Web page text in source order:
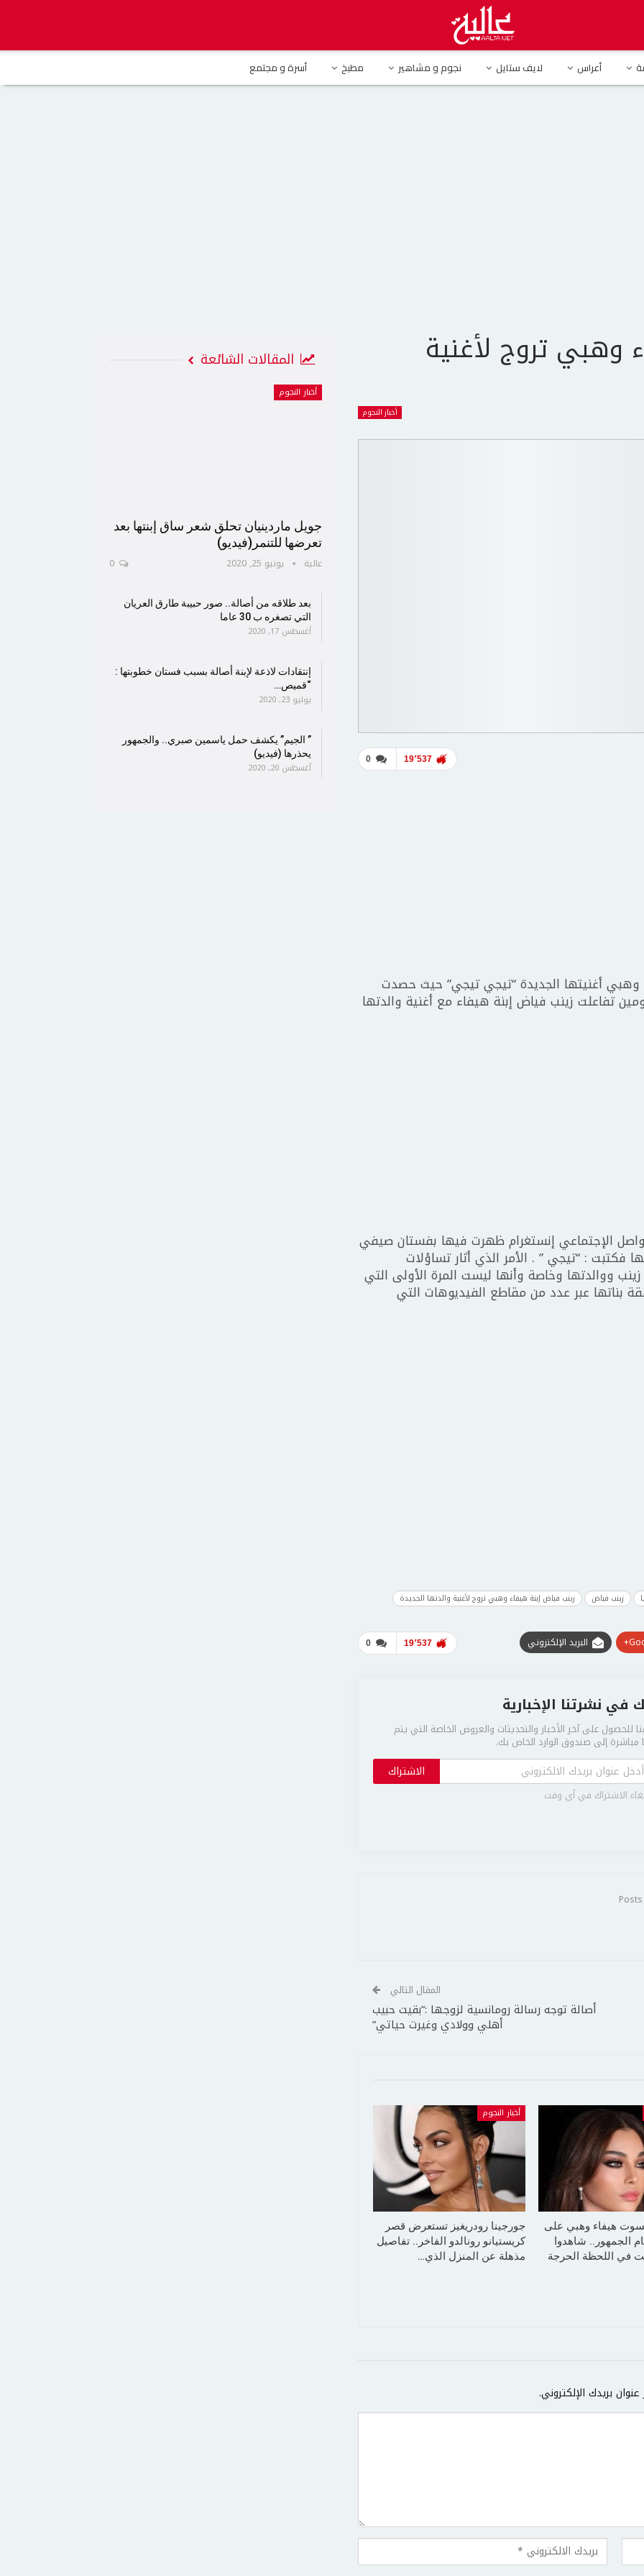
أعراس لايف ستايل نجوم و مشاهير مطبخ أسرة و مجتمع
هيفاء وهبي تروج لأغنية والدتها الجديدة
وهبي تروج لأغنية
أخبار النجوم
0 19٬537
وهبي أغنيتها الجديدة “تيجي تيجي” حيث حصدت
تفاعلت زينب فياض إبنة هيفاء مع أغنية والدتها
الإجتماعي إنستغرام ظهرت فيها بفستان صيفي
فكتبت : “تيجي ” . الأمر الذي أثار تساؤلات
ووالدتها وخاصة وأنها ليست المرة الأولى التي
بناتها عبر عدد من مقاطع الفيديوهات التي
زينب فياض زينب فياض إبنة هيفاء وهبي تروج لأغنية والدتها الجديدة
0 19٬537 البريد الإلكتروني
في نشرتنا الإخبارية
للحصول على آخر الأخبار والتحديثات والعروض الخاصة التي يتم
إلى صندوق الوارد الخاص بك.
الاشتراك
الاشتراك في أي وقت
المقال التالي
أصالة توجه رسالة رومانسية لزوجها :”بقيت حبيب
أهلي وولادي وغيرت حياتي”
هيفاء وهبي على
الجمهور.. شاهدوا
في اللحظة الحرجة
أخبار النجوم
جورجينا رودريغيز تستعرض قصر
كريستيانو رونالدو الفاخر.. تفاصيل
مذهلة عن المنزل الذي…
بريدك الإلكتروني.
المقالات الشائعة
أخبار النجوم
جويل ماردينيان تحلق شعر ساق إبنتها بعد
تعرضها للتنمر(فيديو)
عالية يونيو 25, 2020
بعد طلاقه من أصالة.. صور حبيبة طارق العريان
التي تصغره ب 30 عاما
أغسطس 17, 2020
إنتقادات لاذعة لإبنة أصالة بسبب فستان خطوبتها :
“قميص…
يوليو 23, 2020
” الجيم” يكشف حمل ياسمين صبري.. والجمهور
يحذرها (فيديو)
أغسطس 20, 2020